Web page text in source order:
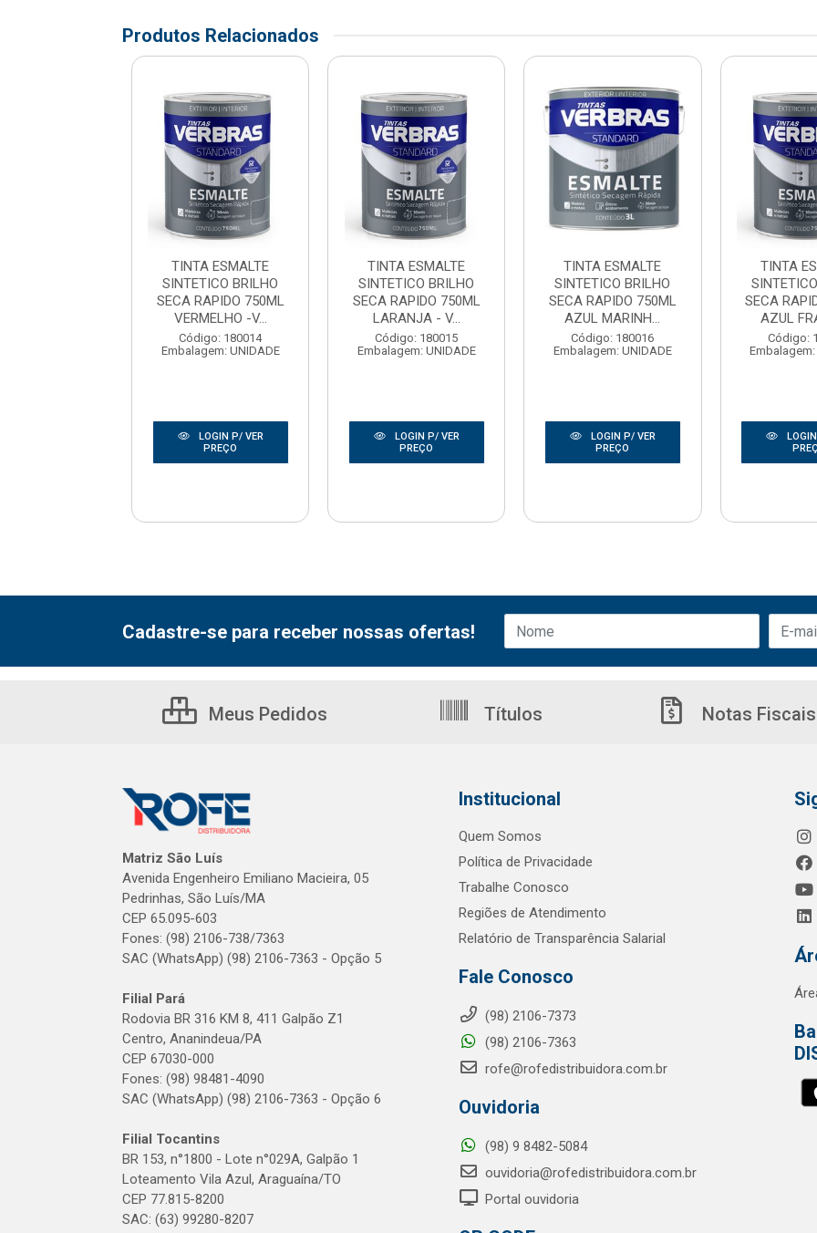
Produtos Relacionados
TINTA ESMALTE
SINTETICO BRILHO
SECA RAPIDO 750ML
VERMELHO -V...
Código: 180014
Embalagem: UNIDADE
LOGIN P/ VER
PREÇO
TINTA ESMALTE
SINTETICO BRILHO
SECA RAPIDO 750ML
LARANJA - V...
Código: 180015
Embalagem: UNIDADE
LOGIN P/ VER
PREÇO
TINTA ESMALTE
SINTETICO BRILHO
SECA RAPIDO 750ML
AZUL MARINH...
Código: 180016
Embalagem: UNIDADE
LOGIN P/ VER
PREÇO
TINTA
SECA
AZUL
Código:
Embalagem:
Cadastre-se para receber nossas ofertas!
Meus Pedidos Títulos Notas Fiscais
Matriz São Luís
Avenida Engenheiro Emiliano Macieira, 05
Pedrinhas, São Luís/MA
CEP 65.095-603
Fones: (98) 2106-738/7363
SAC (WhatsApp) (98) 2106-7363 - Opção 5
Filial Pará
Rodovia BR 316 KM 8, 411 Galpão Z1
Centro, Ananindeua/PA
CEP 67030-000
Fones: (98) 98481-4090
SAC (WhatsApp) (98) 2106-7363 - Opção 6
Filial Tocantins
BR 153, n°1800 - Lote n°029A, Galpão 1
Loteamento Vila Azul, Araguaína/TO
CEP 77.815-8200
SAC: (63) 99280-8207
Institucional
Quem Somos
Política de Privacidade
Trabalhe Conosco
Regiões de Atendimento
Relatório de Transparência Salarial
Fale Conosco
(98) 2106-7373
(98) 2106-7363
rofe@rofedistribuidora.com.br
Ouvidoria
(98) 9 8482-5084
ouvidoria@rofedistribuidora.com.br
Portal ouvidoria